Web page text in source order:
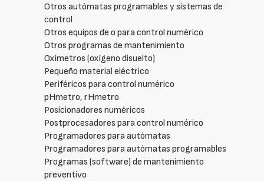
Otros autómatas programables y sistemas de
control
Otros equipos de o para control numérico
Otros programas de mantenimiento
Oxímetros (oxígeno disuelto)
Pequeño material eléctrico
Periféricos para control numérico
pHmetro, rHmetro
Posicionadores numéricos
Postprocesadores para control numérico
Programadores para autómatas
Programadores para autómatas programables
Programas (software) de mantenimiento
preventivo